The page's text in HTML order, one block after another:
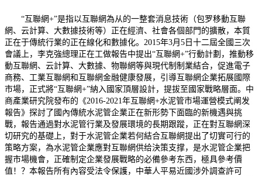
“互聯網+”是指以互聯網為从的一整套消息技術（包罗移動互聯
網、云計算、大數據技術等）正在經濟、社會各個部門的擴散，本質
正在于傳統行業的正在線化和數據化。2015年3月5日十二屆全國三次
會議上，李克強總理正在工做報告中提出“互聯網+”行動計劃，推動移
動互聯網、云計算、大數據、物聯網等與現代制制業結合，促進電子
商務、工業互聯網和互聯網金融健康發展，引導互聯網企業拓展國際
市場，正式將“互聯網+”納入國家頂層設計，提拔至國家戰略層面。中
商產業研究院發布的《2016-2021年互聯網+水泥管市場運營模式阐发
報告》探討了國內傳統水泥管企業正在新形勢下面臨的新機遇與挑
戰，報告通過對水泥管行業及發展環境的長期跟蹤，正在對互聯網深
切研究的基礎上，對于水泥管企業若何結合互聯網提出了切實可行的
策略方案，為水泥管企業應對互聯網供给決策支撑，是水泥管企業把
握市場機會，正確制定企業發展戰略的必備參考东西，極具參考價
值！？本報告所有內容受法令保護，中華人平易近國涉外調查許可